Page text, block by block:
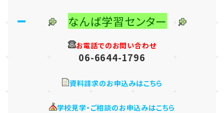
なんば学習センター
お電話でのお問い合わせ
06-6644-1796
資料請求のお申込みはこちら
学校見学・ご相談のお申込みはこちら